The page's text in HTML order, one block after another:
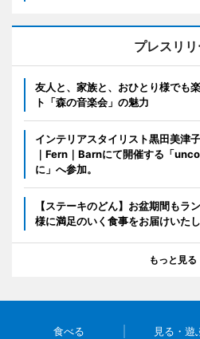
プレスリ
友人と、家族と、おひとり様でも
ト「森の音楽会」の魅力
インテリアスタイリスト黒田美津
｜Fern｜Barnにて開催する「
に」へ参加。
【ステーキのどん】お盆期間もラ
様に満足のいく食事をお届けいたし
もっと見る
食べる 見る・遊